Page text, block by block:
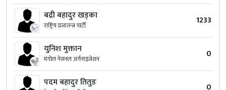
बद्री बहादुर खड्का
राष्ट्रिय प्रजातन्त्र पार्टी 1233
युनिश मुक्तान
मंगोल नेसनल अर्गनाइजेशन 0
पदम बहादुर तितुङ 0